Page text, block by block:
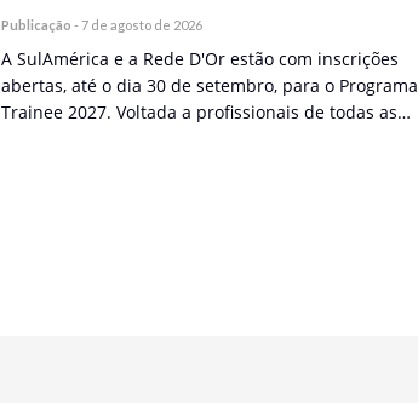
Publicação - 7 de agosto de 2026
A SulAmérica e a Rede D'Or estão com inscrições
abertas, até o dia 30 de setembro, para o Programa
Trainee 2027. Voltada a profissionais de todas as…